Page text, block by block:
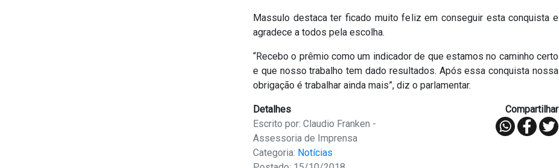
Massulo destaca ter ficado muito feliz em conseguir esta conquista e
agradece a todos pela escolha.
“Recebo o prêmio como um indicador de que estamos no caminho certo
e que nosso trabalho tem dado resultados. Após essa conquista nossa
obrigação é trabalhar ainda mais”, diz o parlamentar.
Detalhes
Escrito por: Claudio Franken -
Assessoria de Imprensa
Categoria: Notícias
Compartilhar